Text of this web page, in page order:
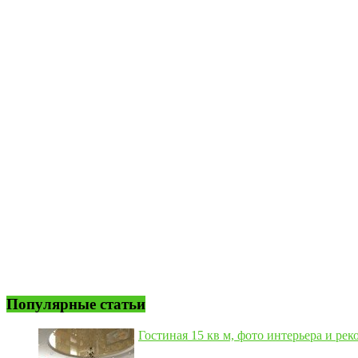
Популярные статьи
Гостиная 15 кв м, фото интерьера и